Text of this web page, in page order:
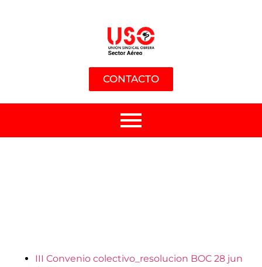
CONTACTO
III Convenio colectivo_resolucion BOC 28 jun